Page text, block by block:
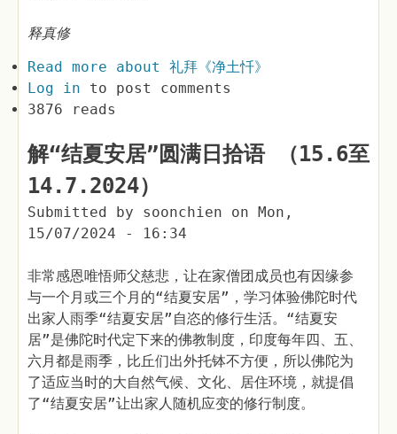
释真修
Read more about 礼拜《净土忏》
Log in to post comments
3876 reads
解“结夏安居”圆满日拾语 （15.6至
14.7.2024）
Submitted by soonchien on Mon,
15/07/2024 - 16:34
非常感恩唯悟师父慈悲，让在家僧团成员也有因缘参
与一个月或三个月的“结夏安居”，学习体验佛陀时代
出家人雨季“结夏安居”自恣的修行生活。“结夏安
居”是佛陀时代定下来的佛教制度，印度每年四、五、
六月都是雨季，比丘们出外托钵不方便，所以佛陀为
了适应当时的大自然气候、文化、居住环境，就提倡
了“结夏安居”让出家人随机应变的修行制度。